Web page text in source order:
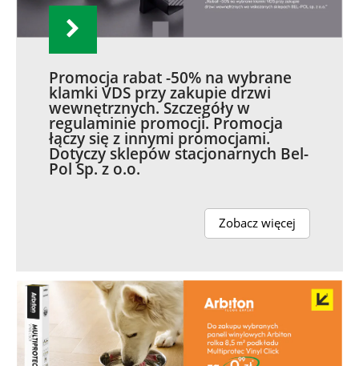
Promocja rabat -50% na wybrane
klamki VDS przy zakupie drzwi
wewnętrznych. Szczegóły w
regulaminie promocji. Promocja
łączy się z innymi promocjami.
Dotyczy sklepów stacjonarnych Bel-
Pol Sp. z o.o.
Zobacz więcej